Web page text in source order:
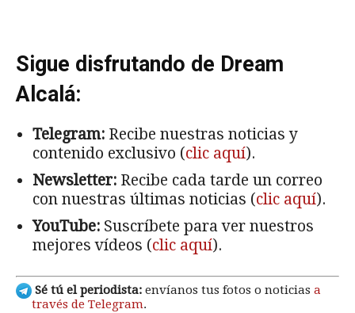
Sigue disfrutando de Dream
Alcalá:
Telegram: Recibe nuestras noticias y
contenido exclusivo (clic aquí).
Newsletter: Recibe cada tarde un correo
con nuestras últimas noticias (clic aquí).
YouTube: Suscríbete para ver nuestros
mejores vídeos (clic aquí).
Sé tú el periodista: envíanos tus fotos o noticias a
través de Telegram.